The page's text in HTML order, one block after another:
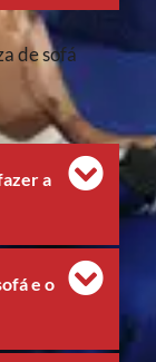
de sofá
a
e o